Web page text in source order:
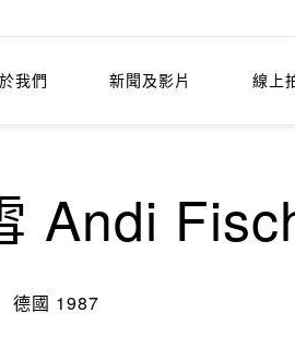
我們 新聞及影片 線上
Andi
德國 1987